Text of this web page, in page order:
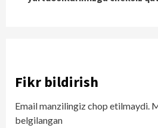
Fikr bildirish
Email manzilingiz chop etilmaydi.
belgilangan